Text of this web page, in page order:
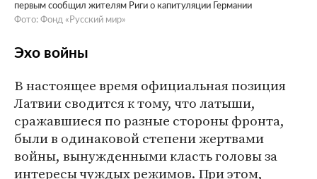
первым сообщил жителям Риги о капитуляции Германии
Фото: Фонд «Русский мир»
Эхо войны
В настоящее время официальная позиция
Латвии сводится к тому, что латыши,
сражавшиеся по разные стороны фронта,
были в одинаковой степени жертвами
войны, вынужденными класть головы за
интересы чуждых режимов. При этом,